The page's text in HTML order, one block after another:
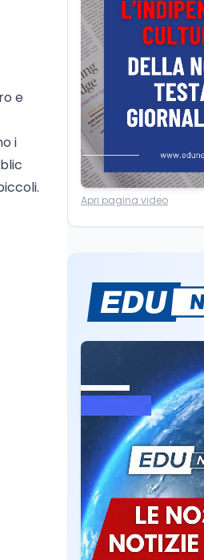
e
i
Scuola
ATA: la
degli
4.150
Cultura
Spesa
Lavoro
Fondo
Ricerca
Un
Ricerca
Il
reattori
roccia
Scuola
ATA: la
degli
4.150
Cultura
Apri pagina video